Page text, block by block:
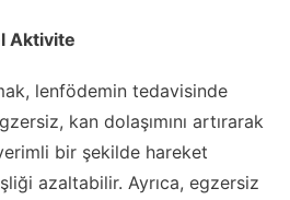
Aktivite
lenfödemin tedavisinde
kan dolaşımını artırarak
verimli bir şekilde hareket
azaltabilir. Ayrıca, egzersiz